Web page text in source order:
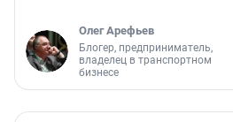
Олег Арефьев
Блогер, предприниматель,
владелец в транспортном
бизнесе